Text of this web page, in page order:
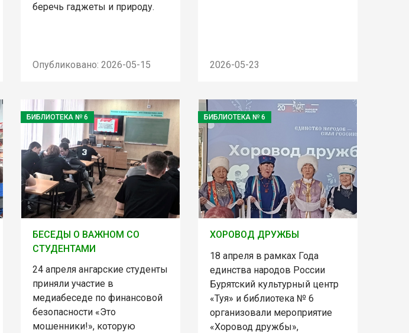
беречь гаджеты и природу.
Опубликовано: 2026-05-15 2026-05-23
БИБЛИОТЕКА № 6
БЕСЕДЫ О ВАЖНОМ СО
СТУДЕНТАМИ
24 апреля ангарские студенты
приняли участие в
медиабеседе по финансовой
безопасности «Это
мошенники!», которую
БИБЛИОТЕКА № 6
ХОРОВОД ДРУЖБЫ
18 апреля в рамках Года
единства народов России
Бурятский культурный центр
«Туя» и библиотека № 6
организовали мероприятие
«Хоровод дружбы»,